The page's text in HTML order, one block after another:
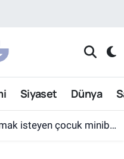
Siyaset Dünya
çocuk minibüsün altında kaldı